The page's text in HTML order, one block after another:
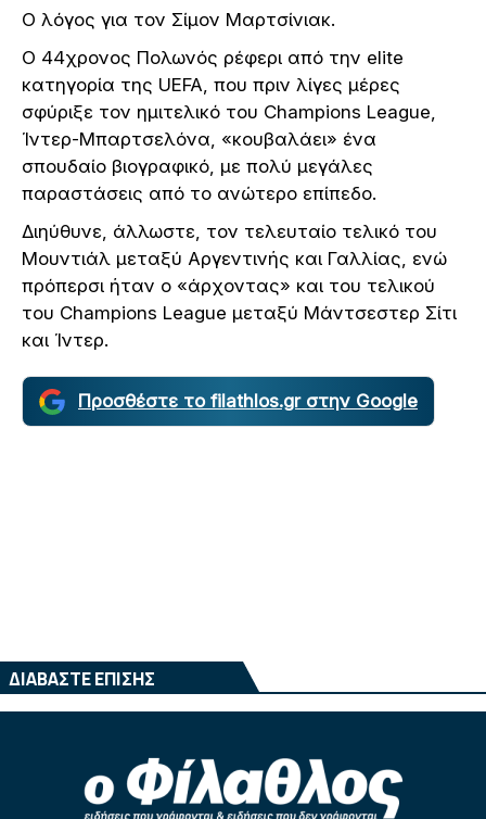
Ο λόγος για τον Σίμον Μαρτσίνιακ.
Ο 44χρονος Πολωνός ρέφερι από την elite
κατηγορία της UEFA, που πριν λίγες μέρες
σφύριξε τον ημιτελικό του Champions League,
Ίντερ-Μπαρτσελόνα, «κουβαλάει» ένα
σπουδαίο βιογραφικό, με πολύ μεγάλες
παραστάσεις από το ανώτερο επίπεδο.
Διηύθυνε, άλλωστε, τον τελευταίο τελικό του
Μουντιάλ μεταξύ Αργεντινής και Γαλλίας, ενώ
πρόπερσι ήταν ο «άρχοντας» και του τελικού
του Champions League μεταξύ Μάντσεστερ Σίτι
και Ίντερ.
Προσθέστε το filathlos.gr στην Google
ΔΙΑΒΑΣΤΕ ΕΠΙΣΗΣ